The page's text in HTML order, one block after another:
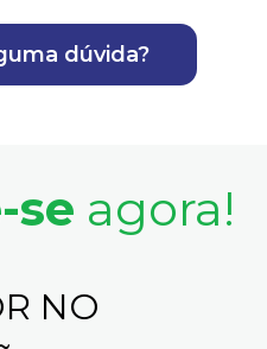
dúvida?
se agora!
NO